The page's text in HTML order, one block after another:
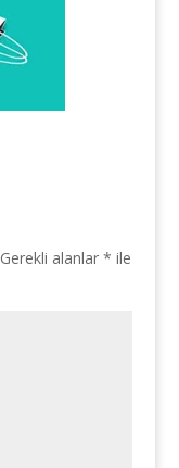
Gerekli alanlar * ile